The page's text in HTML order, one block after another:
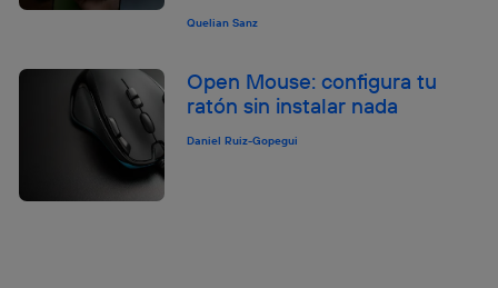
Quelian Sanz
Open Mouse: configura tu
ratón sin instalar nada
Daniel Ruiz-Gopegui